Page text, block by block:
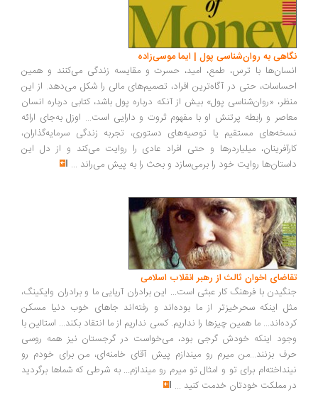
به روان‌شناسی پول | ایما موسی‌زاده
با ترس، طمع، امید، حسرت و مقایسه زندگی می‌کنند و همین
حتی در آگاه‌ترین افراد، تصمیم‌های مالی را شکل می‌دهد. از این
«روان‌شناسی پول» بیش از آنکه درباره پول باشد، کتابی درباره انسان
و رابطه پرتنش او با مفهوم ثروت و دارایی است... اوزل به‌جای ارائه
مستقیم یا توصیه‌های دستوری، تجربه زندگی سرمایه‌گذاران،
میلیاردرها و حتی افراد عادی را روایت می‌کند و از دل این
روایت خود را برمی‌سازد و بحث را به پیش می‌راند...
اخوان ثالث از رهبر انقلاب اسلامی
با فرهنگ کار عبثی است... این برادران آریایی ما و برادران وایکینگ،
اینکه سحرخیزتر از ما بوده‌اند و رفته‌اند جاهای خوب دنیا مسکن
ما همین چیزها را نداریم. کسی نداریم از ما انتقاد بکند... استالین با
اینکه خودش گرجی بود، می‌خواست در گرجستان نیز همه روسی
بزنند...من میرم رو میندازم پیش آقای خامنه‌ای، من برای خودم رو
برای تو و امثال تو میرم رو میندازم... به شرطی که شماها برگردید
مملکت خودتان خدمت کنید...